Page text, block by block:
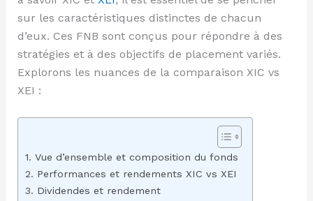
sur les caractéristiques distinctes de chacun
d’eux. Ces FNB sont conçus pour répondre à des
stratégies et à des objectifs de placement variés.
Explorons les nuances de la comparaison XIC vs
XEI :
1. Vue d’ensemble et composition du fonds
2. Performances et rendements XIC vs XEI
3. Dividendes et rendement